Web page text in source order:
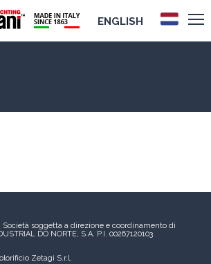
ENGLISH
Società soggetta a direzione e coordinamento di
DO NORTE, S.A. P.I. 00267120103
Zetagi S.r.l.